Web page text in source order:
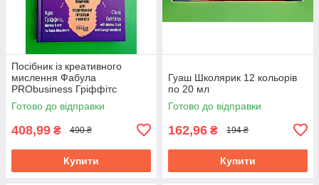
Посібник із креативного
мислення Фабула
PRObusiness Гріффітс
фіолетова
Готово до відправки
408,99 ₴ 490 ₴
Купити
Гуаш Школярик 12 кольорів
по 20 мл
Готово до відправки
162,96 ₴ 194 ₴
Купити